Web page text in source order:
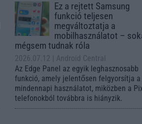
Ez a rejtett Samsung
funkció teljesen
megváltoztatja a
mobilhasználatot –
mégsem tudnak róla
2026.07.12
| Android Central
Az Edge Panel az egyik leghasznosabb
funkció, amely jelentősen felgyorsítja a
mindennapi használatot, miközben a
telefonokból továbbra is hiányzik.